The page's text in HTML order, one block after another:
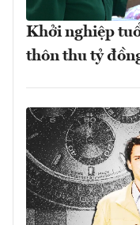
Khởi nghiệp
thôn thu tỷ